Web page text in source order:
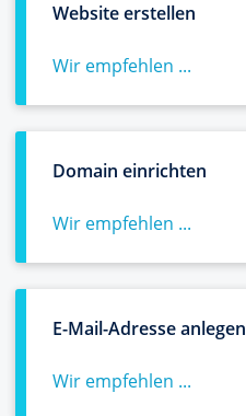
Website erstellen
Wir empfehlen ...
Domain einrichten
Wir empfehlen ...
E-Mail-Adresse anlegen
Wir empfehlen ...